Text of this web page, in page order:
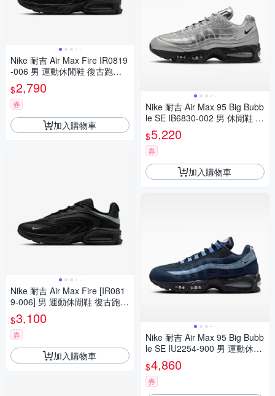
Nike 耐吉 Air Max Fire IR0819
-006 男 運動休閒鞋 復古跑鞋
氣墊 緩震 黑 銀灰
$2,790
券
加入購物車
Nike 耐吉 Air Max Fire [IR081
9-006] 男 運動休閒鞋 復古跑鞋
氣墊 緩震 黑 銀灰
$3,100
券
加入購物車
Nike 耐吉 Air Max 95 Big Bubb
le SE IB6830-002 男 休閒鞋 運
動鞋 氣墊 銀
$5,220
券
加入購物車
Nike 耐吉 Air Max 95 Big Bubb
le SE IU2254-900 男 運動休閒
鞋 氣墊 藏青藍
$4,860
券